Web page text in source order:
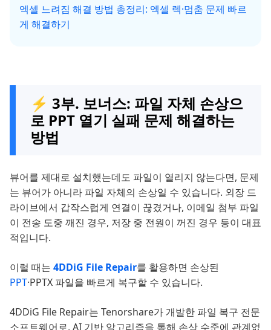
엑셀 느려짐 해결 방법 총정리: 엑셀 렉·멈춤 문제 빠르
게 해결하기
⚡ 3부. 보너스: 파일 자체 손상으
로 PPT 열기 실패 문제 해결하는
방법
뷰어를 제대로 설치했는데도 파일이 열리지 않는다면, 문제
는 뷰어가 아니라 파일 자체의 손상일 수 있습니다. 외장 드
라이브에서 갑작스럽게 연결이 끊겼거나, 이메일 첨부 파일
이 전송 도중 깨진 경우, 저장 중 전원이 꺼진 경우 등이 대표
적입니다.
이럴 때는 4DDiG File Repair를 활용하면 손상된
PPT·PPTX 파일을 빠르게 복구할 수 있습니다.
4DDiG File Repair는 Tenorshare가 개발한 파일 복구 전문
소프트웨어로, AI 기반 알고리즘을 통해 손상 수준에 관계없